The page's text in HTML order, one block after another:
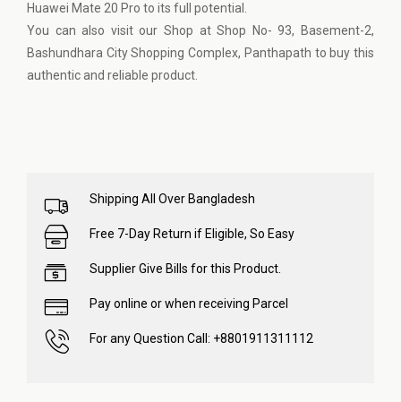
Huawei Mate 20 Pro to its full potential.
You can also visit our Shop at Shop No- 93, Basement-2,
Bashundhara City Shopping Complex, Panthapath to buy this
authentic and reliable product.
Shipping All Over Bangladesh
Free 7-Day Return if Eligible, So Easy
Supplier Give Bills for this Product.
Pay online or when receiving Parcel
For any Question Call: +8801911311112